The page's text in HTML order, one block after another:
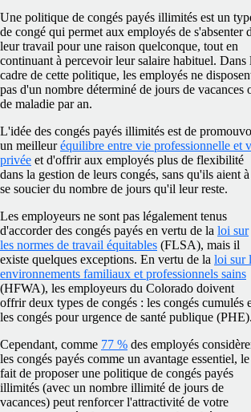
Une politique de congés payés illimités est un
de congé qui permet aux employés de s'absenter
leur travail pour une raison quelconque, tout en
continuant à percevoir leur salaire habituel. Dans
cadre de cette politique, les employés ne
pas d'un nombre déterminé de jours de vacances
de maladie par an.
L'idée des congés payés illimités est de
un meilleuréquilibre entre vie professionnelle et
privée et d'offrir aux employés plus de flexibilité
dans la gestion de leurs congés, sans qu'ils aient à
se soucier du nombre de jours qu'il leur reste.
Les employeurs ne sont pas légalement tenus
d'accorder des congés payés en vertu de la loi sur
les normes de travail équitables (FLSA), mais il
existe quelques exceptions. En vertu de la loi sur
environnements familiaux et professionnels sains
(HFWA), les employeurs du Colorado doivent
offrir deux types de congés : les congés cumulés
les congés pour urgence de santé publique (PHE).
Cependant, comme 77 % des employés
les congés payés comme un avantage essentiel, le
fait de proposer une politique de congés payés
illimités (avec un nombre illimité de jours de
vacances) peut renforcer l'attractivité de votre